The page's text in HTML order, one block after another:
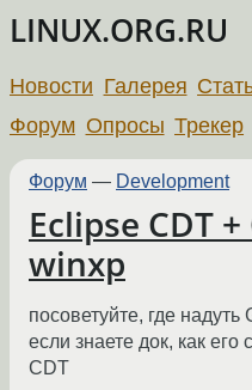
LINUX.ORG.RU
Новости Галерея
Форум Опросы Трекер
Форум — Development
Eclipse CDT +
winxp
посоветуйте, где
если знаете док, как его
CDT